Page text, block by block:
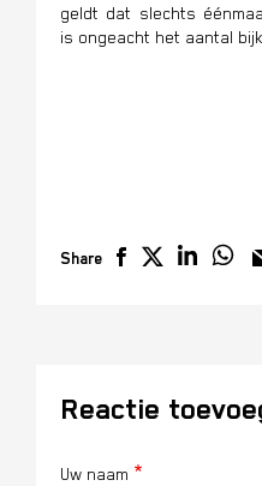
geldt dat slechts
is ongeacht het aantal
Share
Reactie
Uw naam